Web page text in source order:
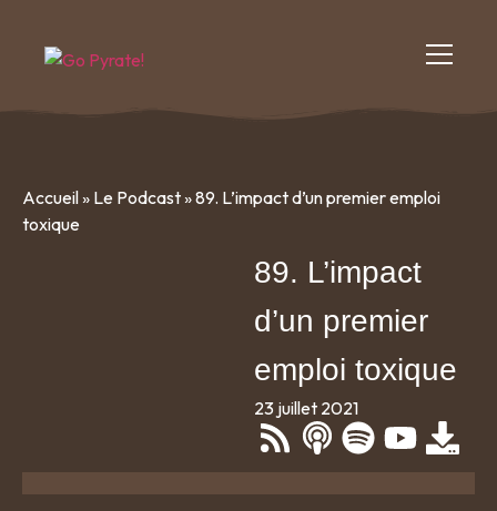
Accueil» Le Podcast»89. L’impact d’un premier emploi
toxique
89. L’impact
d’un premier
emploi toxique
23 juillet 2021